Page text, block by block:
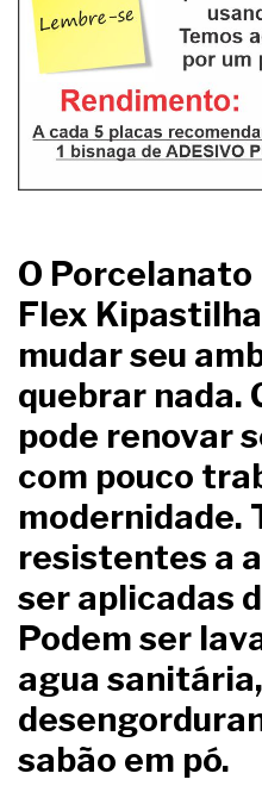
O Porcelanato
Flex Kipastilha
mudar seu
quebrar nada.
pode renovar
com pouco
modernidade.
resistentes a
ser aplicadas
Podem ser
agua sanitária,
sabão em pó.